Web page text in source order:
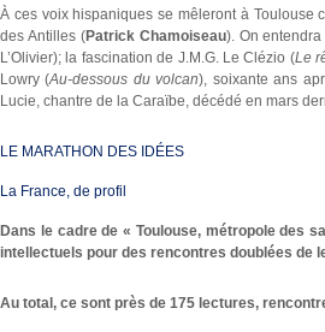
À ces voix hispaniques se mêleront à Toulouse
des Antilles (Patrick Chamoiseau). On
L’Olivier); la fascination de J.M.G. Le Clézio (Le
Lowry (Au-dessous du volcan), soixante ans
Lucie, chantre de la Caraïbe, décédé en mars
LE MARATHON DES IDÉES
La France, de profil
Dans le cadre de « Toulouse, métropole des
intellectuels pour des rencontres doublées de
Au total, ce sont près de 175 lectures,